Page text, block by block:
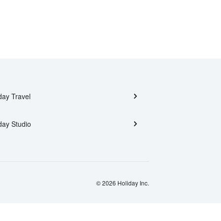
Travel
Studio
© 2026 Holiday Inc.